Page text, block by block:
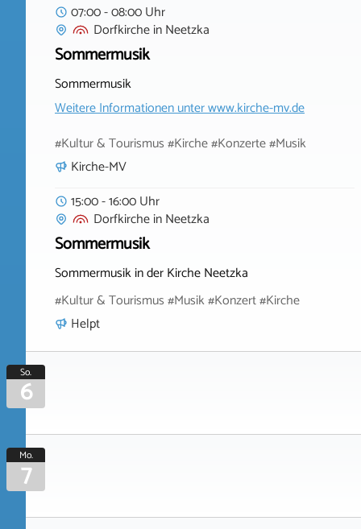
07:00 - 08:00 Uhr
DorfkircheinNeetzka
Sommermusik
Sommermusik
Weitere Informationen unterwww.kirche-mv.de
#Kultur & Tourismus #Kirche #Konzerte #Musik
Kirche-MV
15:00 - 16:00 Uhr
DorfkircheinNeetzka
Sommermusik
Sommermusik in der Kirche Neetzka
#Kultur & Tourismus #Musik #Konzert #Kirche
Helpt
So.
6
Mo.
7